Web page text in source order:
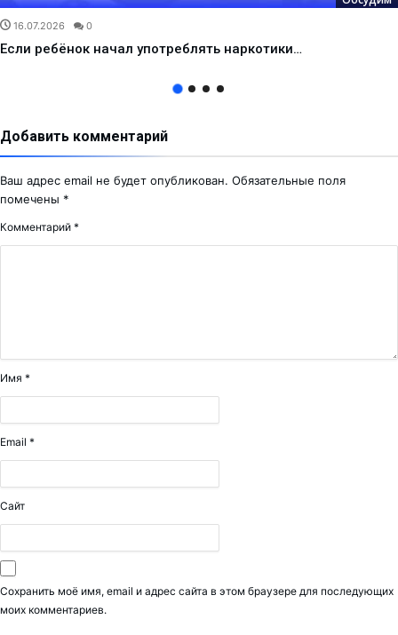
16.07.2026 0
Если ребёнок начал употреблять наркотики…
Добавить комментарий
Ваш адрес email не будет опубликован. Обязательные поля
помечены *
Комментарий *
Имя *
Email *
Сайт
Сохранить моё имя, email и адрес сайта в этом браузере для последующих
моих комментариев.